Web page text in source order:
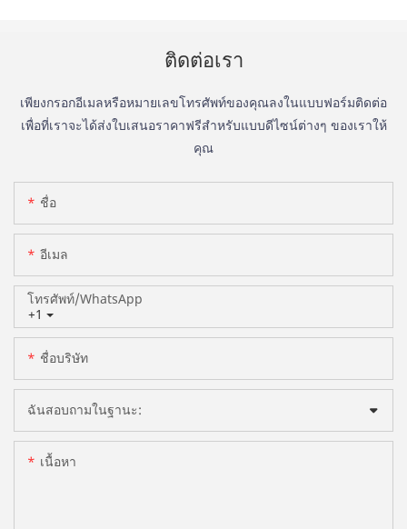
ติดต่อเรา
เพียงกรอกอีเมลหรือหมายเลขโทรศัพท์ของคุณลงในแบบฟอร์มติดต่อ
เพื่อที่เราจะได้ส่งใบเสนอราคาฟรีสำหรับแบบดีไซน์ต่างๆ ของเราให้
คุณ
ชื่อ
อีเมล
+1
โทรศัพท์/WhatsApp
ชื่อบริษัท
ฉันสอบถามในฐานะ:
เนื้อหา